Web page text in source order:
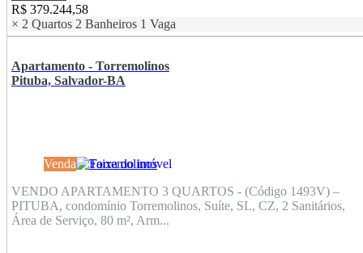
R$ 379.244,58
× 2 Quartos 2 Banheiros 1 Vaga
Apartamento - Torremolinos
Pituba, Salvador-BA
Venda
VENDO APARTAMENTO 3 QUARTOS - (Código 1493V) –
PITUBA, condomínio Torremolinos, Suíte, SL, CZ, 2 Sanitários,
Área de Serviço, 80 m², Arm...